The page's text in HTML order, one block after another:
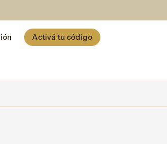
Activá tu código